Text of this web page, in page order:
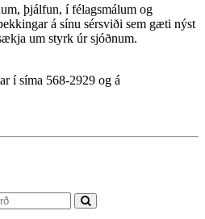
þjálfun, í félagsmálum og
á sínu sérsviði sem gæti nýst
um styrk úr sjóðnum.
í síma 568-2929 og á